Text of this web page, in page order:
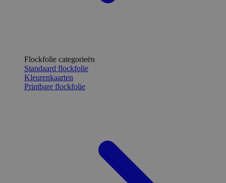
Flockfolie categorieën
Standaard flockfolie
Kleurenkaarten
Printbare flockfolie